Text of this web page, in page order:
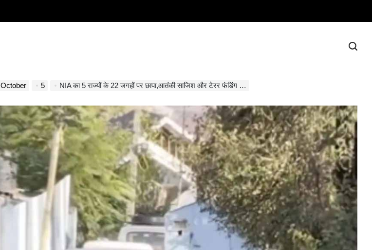
October 5 NIA का 5 राज्यों के 22 जगहों पर छापा,आतंकी साजिश और टेरर फंडिंग …